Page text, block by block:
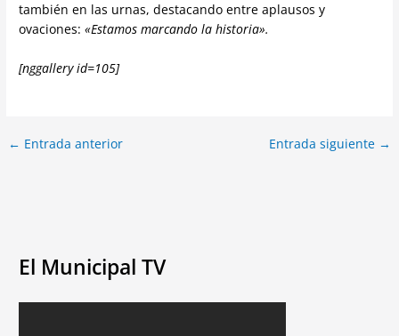
también en las urnas, destacando entre aplausos y
ovaciones:«Estamos marcando la historia».
[nggallery id=105]
← Entrada anterior Entrada siguiente →
El Municipal TV